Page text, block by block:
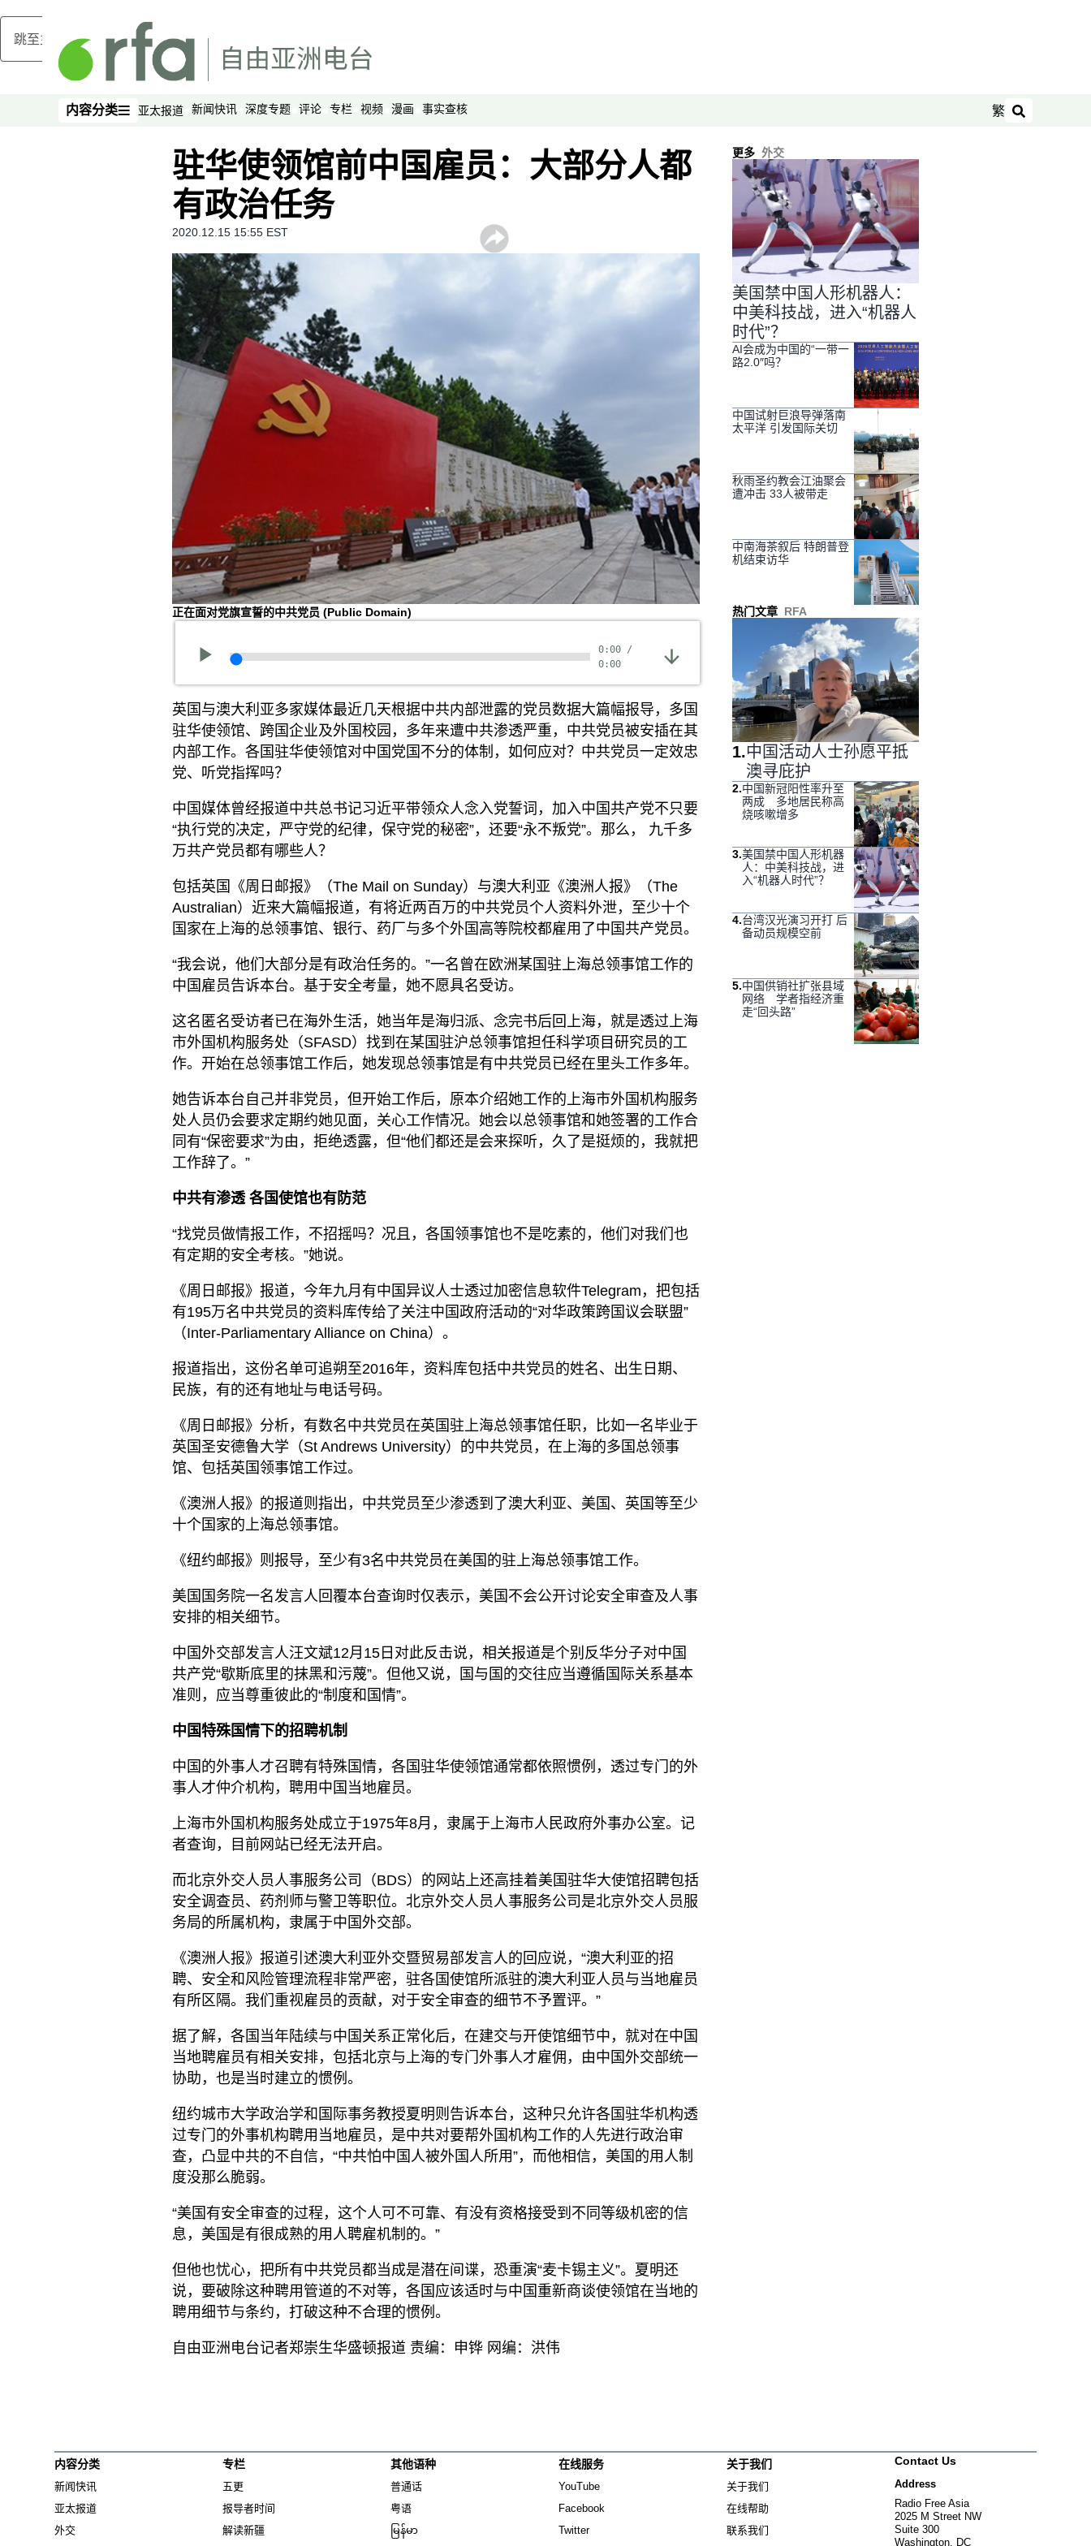
跳至主内容
内容分类
内容分类 亚太报道 新闻快讯 深度专题 评论 专栏 视频 漫画 事实查核 繁
搜索
驻华使领馆前中国雇员：大部分人都
有政治任务
2020.12.15 15:55 EST
正在面对党旗宣誓的中共党员 (Public Domain)
0:00 /
0:00
英国与澳大利亚多家媒体最近几天根据中共内部泄露的党员数据大篇幅报导，多国
驻华使领馆、跨国企业及外国校园，多年来遭中共渗透严重，中共党员被安插在其
内部工作。各国驻华使领馆对中国党国不分的体制，如何应对？中共党员一定效忠
党、听党指挥吗？
中国媒体曾经报道中共总书记习近平带领众人念入党誓词，加入中国共产党不只要
“执行党的决定，严守党的纪律，保守党的秘密”，还要“永不叛党”。那么， 九千多
万共产党员都有哪些人？
包括英国《周日邮报》（The Mail on Sunday）与澳大利亚《澳洲人报》（The
Australian）近来大篇幅报道，有将近两百万的中共党员个人资料外泄，至少十个
国家在上海的总领事馆、银行、药厂与多个外国高等院校都雇用了中国共产党员。
“我会说，他们大部分是有政治任务的。”一名曾在欧洲某国驻上海总领事馆工作的
中国雇员告诉本台。基于安全考量，她不愿具名受访。
这名匿名受访者已在海外生活，她当年是海归派、念完书后回上海，就是透过上海
市外国机构服务处（SFASD）找到在某国驻沪总领事馆担任科学项目研究员的工
作。开始在总领事馆工作后，她发现总领事馆是有中共党员已经在里头工作多年。
她告诉本台自己并非党员，但开始工作后，原本介绍她工作的上海市外国机构服务
处人员仍会要求定期约她见面，关心工作情况。她会以总领事馆和她签署的工作合
同有“保密要求”为由，拒绝透露，但“他们都还是会来探听，久了是挺烦的，我就把
工作辞了。”
中共有渗透 各国使馆也有防范
“找党员做情报工作，不招摇吗？况且，各国领事馆也不是吃素的，他们对我们也
有定期的安全考核。”她说。
《周日邮报》报道，今年九月有中国异议人士透过加密信息软件Telegram，把包括
有195万名中共党员的资料库传给了关注中国政府活动的“对华政策跨国议会联盟”
（Inter-Parliamentary Alliance on China）。
报道指出，这份名单可追朔至2016年，资料库包括中共党员的姓名、出生日期、
民族，有的还有地址与电话号码。
《周日邮报》分析，有数名中共党员在英国驻上海总领事馆任职，比如一名毕业于
英国圣安德鲁大学（St Andrews University）的中共党员，在上海的多国总领事
馆、包括英国领事馆工作过。
《澳洲人报》的报道则指出，中共党员至少渗透到了澳大利亚、美国、英国等至少
十个国家的上海总领事馆。
《纽约邮报》则报导，至少有3名中共党员在美国的驻上海总领事馆工作。
美国国务院一名发言人回覆本台查询时仅表示，美国不会公开讨论安全审查及人事
安排的相关细节。
中国外交部发言人汪文斌12月15日对此反击说，相关报道是个别反华分子对中国
共产党“歇斯底里的抹黑和污蔑”。但他又说，国与国的交往应当遵循国际关系基本
准则，应当尊重彼此的“制度和国情”。
中国特殊国情下的招聘机制
中国的外事人才召聘有特殊国情，各国驻华使领馆通常都依照惯例，透过专门的外
事人才仲介机构，聘用中国当地雇员。
上海市外国机构服务处成立于1975年8月，隶属于上海市人民政府外事办公室。记
者查询，目前网站已经无法开启。
而北京外交人员人事服务公司（BDS）的网站上还高挂着美国驻华大使馆招聘包括
安全调查员、药剂师与警卫等职位。北京外交人员人事服务公司是北京外交人员服
务局的所属机构，隶属于中国外交部。
《澳洲人报》报道引述澳大利亚外交暨贸易部发言人的回应说，“澳大利亚的招
聘、安全和风险管理流程非常严密，驻各国使馆所派驻的澳大利亚人员与当地雇员
有所区隔。我们重视雇员的贡献，对于安全审查的细节不予置评。”
据了解，各国当年陆续与中国关系正常化后，在建交与开使馆细节中，就对在中国
当地聘雇员有相关安排，包括北京与上海的专门外事人才雇佣，由中国外交部统一
协助，也是当时建立的惯例。
纽约城市大学政治学和国际事务教授夏明则告诉本台，这种只允许各国驻华机构透
过专门的外事机构聘用当地雇员，是中共对要帮外国机构工作的人先进行政治审
查，凸显中共的不自信，“中共怕中国人被外国人所用”，而他相信，美国的用人制
度没那么脆弱。
“美国有安全审查的过程，这个人可不可靠、有没有资格接受到不同等级机密的信
息，美国是有很成熟的用人聘雇机制的。”
但他也忧心，把所有中共党员都当成是潜在间谍，恐重演“麦卡锡主义”。夏明还
说，要破除这种聘用管道的不对等，各国应该适时与中国重新商谈使领馆在当地的
聘用细节与条约，打破这种不合理的惯例。
自由亚洲电台记者郑崇生华盛顿报道 责编：申铧 网编：洪伟
更多 外交
美国禁中国人形机器人：
中美科技战，进入“机器人
时代”？
AI会成为中国的“一带一
路2.0″吗？
中国试射巨浪导弹落南
太平洋 引发国际关切
秋雨圣约教会江油聚会
遭冲击 33人被带走
中南海茶叙后 特朗普登
机结束访华
热门文章 RFA
1.中国活动人士孙愿平抵
澳寻庇护
2.中国新冠阳性率升至
两成 多地居民称高
烧咳嗽增多
3.美国禁中国人形机器
人：中美科技战，进
入“机器人时代”？
4.台湾汉光演习开打 后
备动员规模空前
5.中国供销社扩张县域
网络 学者指经济重
走“回头路”
内容分类
新闻快讯
亚太报道
外交
专栏
五更
报导者时间
解读新疆
其他语种
普通话
粤语
မြန်မာ
在线服务
YouTube
Facebook
Twitter
关于我们
关于我们
在线帮助
联系我们
Contact Us
Address
Radio Free Asia
2025 M Street NW
Suite 300
Washington, DC